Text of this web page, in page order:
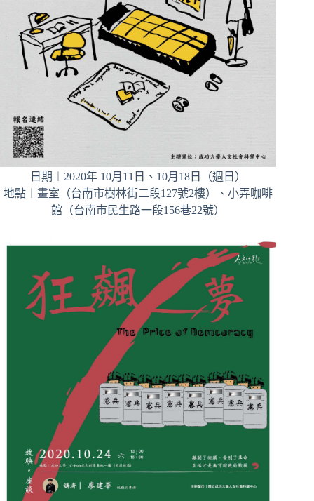
日期︱2020年 10月11日、10月18日（週日）
地點︱畫室（台南市樹林街二段127號2樓）、小弄咖啡
館（台南市民生路一段156巷22號）